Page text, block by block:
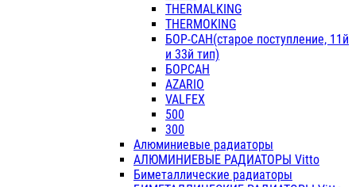
THERMALKING
THERMOKING
БОР-САН(старое поступление, 11й
и 33й тип)
БОРСАН
AZARIO
VALFEX
500
300
Алюминиевые радиаторы
АЛЮМИНИЕВЫЕ РАДИАТОРЫ Vitto
Биметаллические радиаторы